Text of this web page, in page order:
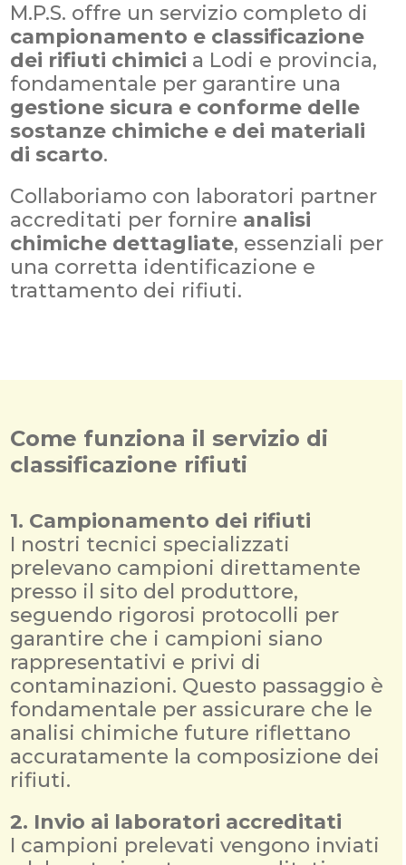
M.P.S. offre un servizio completo di
campionamento e classificazione
dei rifiuti chimici a Lodi e provincia,
fondamentale per garantire una
gestione sicura e conforme delle
sostanze chimiche e dei materiali
di scarto.
Collaboriamo con laboratori partner
accreditati per fornire analisi
chimiche dettagliate, essenziali per
una corretta identificazione e
trattamento dei rifiuti.
Come funziona il servizio di
classificazione rifiuti
1. Campionamento dei rifiuti
I nostri tecnici specializzati
prelevano campioni direttamente
presso il sito del produttore,
seguendo rigorosi protocolli per
garantire che i campioni siano
rappresentativi e privi di
contaminazioni. Questo passaggio è
fondamentale per assicurare che le
analisi chimiche future riflettano
accuratamente la composizione dei
rifiuti.
2. Invio ai laboratori accreditati
I campioni prelevati vengono inviati